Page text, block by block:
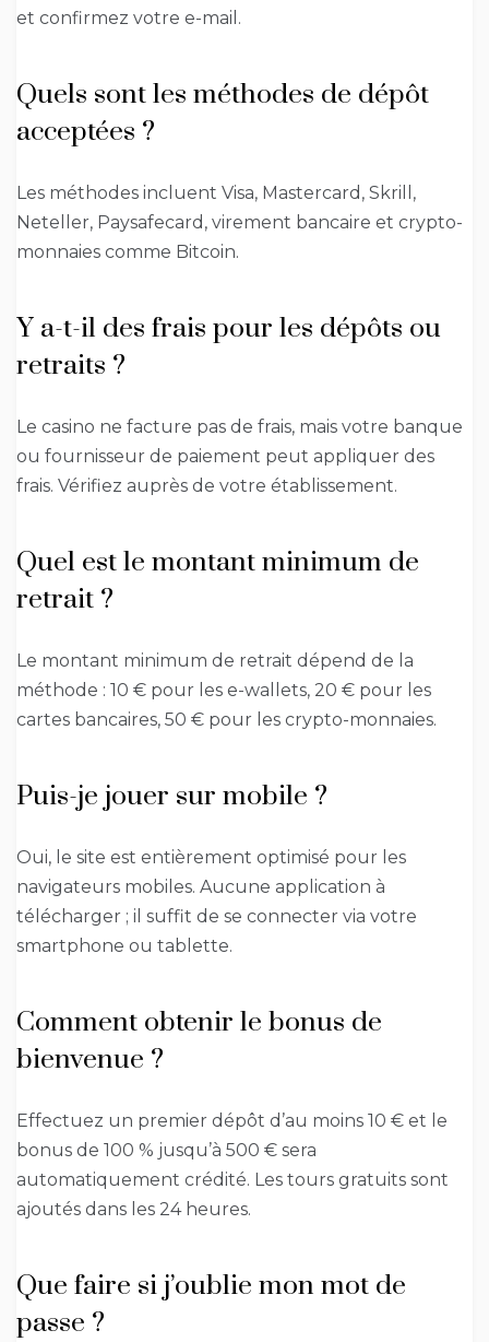
et confirmez votre e-mail.
Quels sont les méthodes de dépôt
acceptées ?
Les méthodes incluent Visa, Mastercard, Skrill,
Neteller, Paysafecard, virement bancaire et crypto-
monnaies comme Bitcoin.
Y a-t-il des frais pour les dépôts ou
retraits ?
Le casino ne facture pas de frais, mais votre banque
ou fournisseur de paiement peut appliquer des
frais. Vérifiez auprès de votre établissement.
Quel est le montant minimum de
retrait ?
Le montant minimum de retrait dépend de la
méthode : 10 € pour les e-wallets, 20 € pour les
cartes bancaires, 50 € pour les crypto-monnaies.
Puis-je jouer sur mobile ?
Oui, le site est entièrement optimisé pour les
navigateurs mobiles. Aucune application à
télécharger ; il suffit de se connecter via votre
smartphone ou tablette.
Comment obtenir le bonus de
bienvenue ?
Effectuez un premier dépôt d’au moins 10 € et le
bonus de 100 % jusqu’à 500 € sera
automatiquement crédité. Les tours gratuits sont
ajoutés dans les 24 heures.
Que faire si j’oublie mon mot de
passe ?